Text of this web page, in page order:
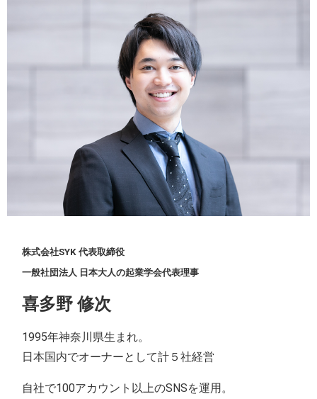
株式会社SYK 代表取締役
一般社団法人 日本大人の起業学会代表理事
喜多野 修次
1995年神奈川県生まれ。
日本国内でオーナーとして計５社経営
自社で100アカウント以上のSNSを運用。